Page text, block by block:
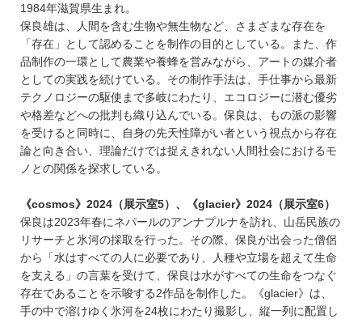
1984年滋賀県生まれ。
保良雄は、人間を含む生物や無生物など、さまざまな存在を
「存在」として認めることを制作の目的としている。また、作
品制作の一環として農業や養蜂を営みながら、アートの媒介者
としての実践を続けている。その制作手法は、手仕事から最新
テクノロジーの駆使まで多岐にわたり、エコロジーに潜む優劣
や格差などへの批判も織り込んでいる。保良は、もの派の影響
を受けると同時に、自身の先天性障がい者という視点から存在
論と向き合い、理論だけでは捉えきれない人間社会におけるモ
ノとの関係を探求している。
《cosmos》2024（展示室5）、《glacier》2024（展示室6）
保良は2023年春にネパールのアンナプルナを訪れ、山岳民族の
リサーチと氷河の採取を行った。その際、保良が出会った僧侶
から「水はすべての人に必要であり、人種や立場を超えて生命
を支える」の言葉を受けて、保良は水がすべての生命をつなぐ
存在であることを示唆する2作品を制作した。《glacier》は、
手の中で溶けゆく氷河を24枚にわたり撮影し、縦一列に配置し